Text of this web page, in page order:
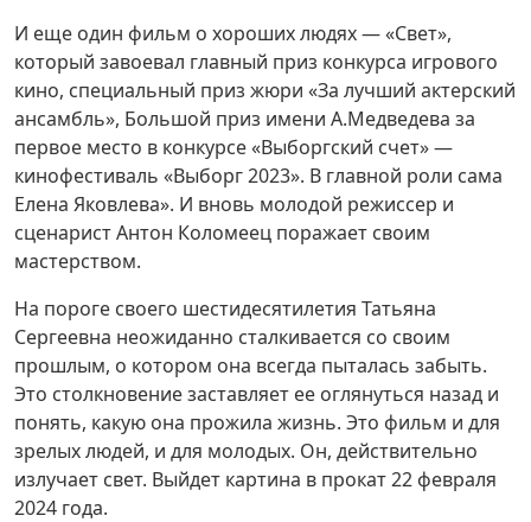
И еще один фильм о хороших людях — «Свет»,
который завоевал главный приз конкурса игро­вого
кино, специальный приз жюри «За лучший актерский
ансамбль», Большой приз имени А.Мед­ведева за
первое место в конкурсе «Выборгский счет» —
кинофестиваль «Выборг 2023». В главной роли сама
Елена Яковлева». И вновь молодой режиссер и
сценарист Антон Коломеец поражает своим
мастерством.
На пороге своего шестидесятилетия Татьяна
Сергеевна неожиданно сталкивается со своим
прошлым, о котором она всегда пыталась забыть.
Это столкновение заставляет ее оглянуться назад и
понять, какую она прожила жизнь. Это фильм и для
зрелых людей, и для молодых. Он, действи­тельно
излучает свет. Выйдет картина в прокат 22 февраля
2024 года.